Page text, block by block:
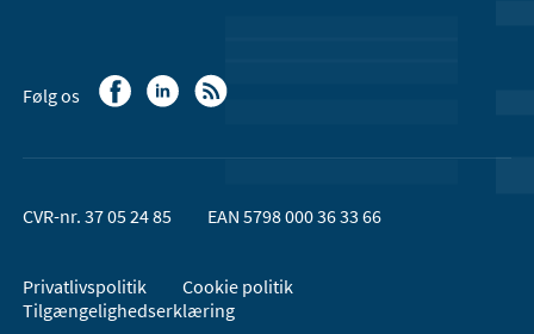
Følg os
CVR-nr. 37 05 24 85 EAN 5798 000 36 33 66
Privatlivspolitik
Cookie politik
Tilgængelighedserklæring